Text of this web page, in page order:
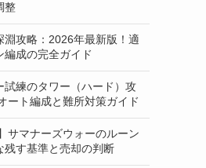
整
淵攻略：2026年最新版！適
編成の完全ガイド
試練のタワー（ハード）攻
ート編成と難所対策ガイド
サマナーズウォーのルーン
残す基準と売却の判断